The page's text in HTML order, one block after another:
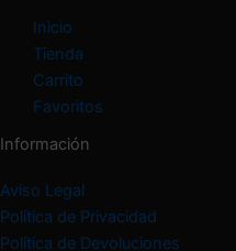
Inicio
Tienda
Carrito
Favoritos
Información
Aviso Legal
Política de Privacidad
Política de Devoluciones